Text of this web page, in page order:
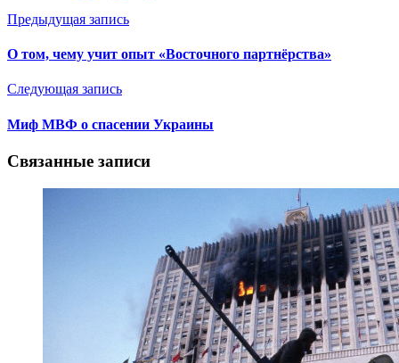
Предыдущая запись
О том, чему учит опыт «Восточного партнёрства»
Следующая запись
Миф МВФ о спасении Украины
Связанные записи